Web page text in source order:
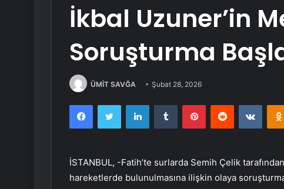
İkbal Uzuner’in
Soruşturma
ÜMİT SAVĞA Şubat 28, 2026
FacebookTwitter LinkedInTumblr PinterestReddit
İSTANBUL, -Fatih’te surlarda Semih Çelik
hareketlerde bulunulmasına ilişkin olaya